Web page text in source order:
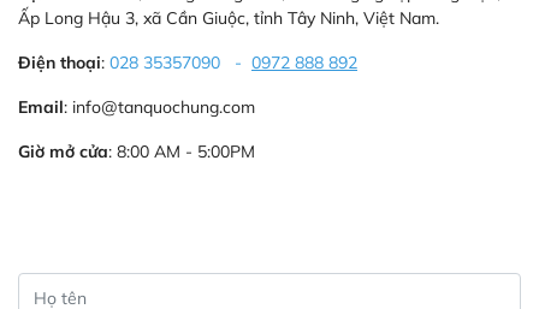
Ấp Long Hậu 3, xã Cần Giuộc, tỉnh Tây Ninh, Việt Nam.
Điện thoại: 028 35357090 - 0972 888 892
Email: info@tanquochung.com
Giờ mở cửa: 8:00 AM - 5:00PM